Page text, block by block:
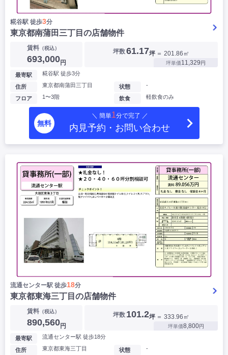
糀谷駅 徒歩3分
東京都南蒲田三丁目の店舗物件
賃料（税込）
693,000円
坪数61.17坪 ＝ 201.86㎡
坪単価11,329円
最寄駅 糀谷駅 徒歩3分
住所 東京都南蒲田三丁目
フロア 1〜3階
状態 -
飲食 軽飲食のみ
無料
＼ 簡単1分で完了 ／
内見予約・お問い合わせ
流通センター駅 徒歩18分
東京都東海三丁目の店舗物件
賃料（税込）
890,560円
坪数 101.2坪 ＝ 333.96㎡
坪単価8,800円
最寄駅 流通センター駅 徒歩18分
住所 東京都東海三丁目 状態 -